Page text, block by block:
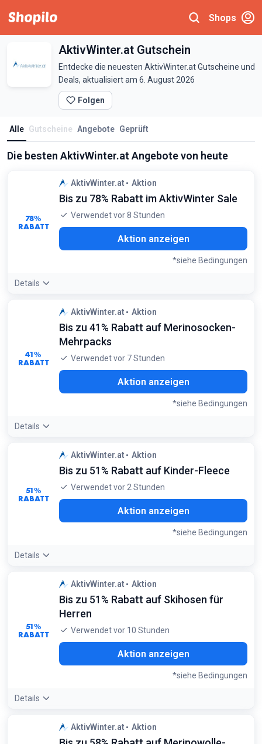
Shops
AktivWinter.at Gutschein
Entdecke die neuesten AktivWinter.at Gutscheine und
Deals, aktualisiert am 6. August 2026
Folgen
Alle Gutscheine Angebote Geprüft
Die besten AktivWinter.at Angebote von heute
78%
RABATT
AktivWinter.at Aktion
Bis zu 78% Rabatt im AktivWinter Sale
Verwendet vor 8 Stunden
Aktion anzeigen
*siehe Bedingungen
Details
Angebotsdetails:
Die höchsten Rabatte findest du oft bei
Eigenmarken wie Aeonian oder Accezzi, die technisch mit
Top-Marken mithalten können
Bedingungen:
Nur solange der Vorrat reicht
41%
RABATT
AktivWinter.at Aktion
Bis zu 41% Rabatt auf Merinosocken-
Mehrpacks
Verwendet vor 7 Stunden
Aktion anzeigen
*siehe Bedingungen
Details
Angebotsdetails:
Wähle Socken mit mindestens 50%
Merinowolle für das beste Gleichgewicht zwischen Wärme
und Schweißmanagement
Gilt für 2er- und 3er-Packs von Accezzi
51%
RABATT
AktivWinter.at Aktion
Bis zu 51% Rabatt auf Kinder-Fleece
Verwendet vor 2 Stunden
Aktion anzeigen
*siehe Bedingungen
Details
Angebotsdetails:
Fleece-Mittelschichten sind essentiell für
das Zwiebelprinzip; Marken wie Helly Hansen bieten hier
Langlebigkeit für aktive Kids
Bedingungen:
Gilt für ausgewählte Helly Hansen Daybreaker Modelle
51%
RABATT
AktivWinter.at Aktion
Bis zu 51% Rabatt auf Skihosen für
Herren
Verwendet vor 10 Stunden
Aktion anzeigen
*siehe Bedingungen
Details
Angebotsdetails:
Achte auf Modelle mit 15K-Membran für
optimale Wasserdichtigkeit bei gleichzeitig hoher
AktivWinter.at Aktion